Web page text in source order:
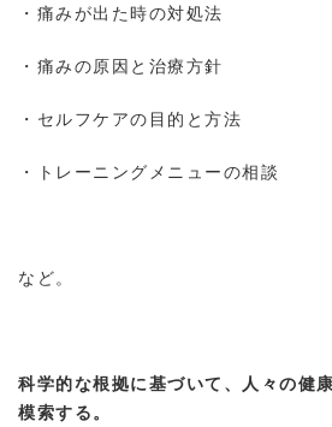
・痛みが出た時の対処法
・痛みの原因と治療方針
・セルフケアの目的と方法
・トレーニングメニューの相談
など。
科学的な根拠に基づいて、人々の健
模索する。